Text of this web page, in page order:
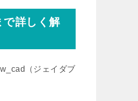
で詳しく解
（ジェイダブ